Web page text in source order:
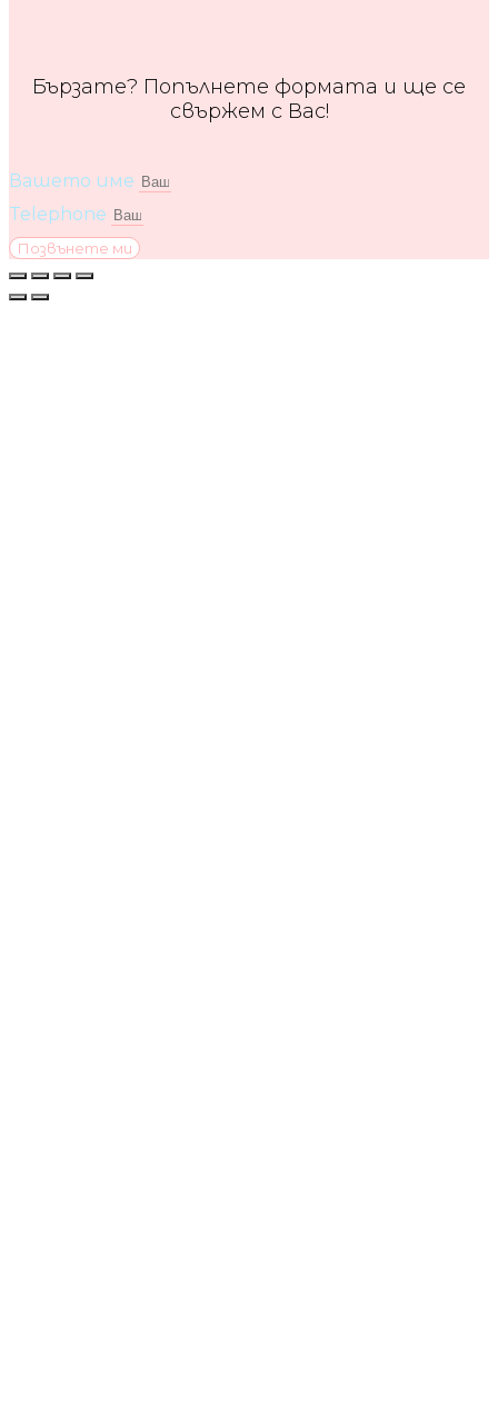
Бързате? Попълнете формата и ще се
свържем с Вас!
Вашето име
Telephone
Позвънете ми